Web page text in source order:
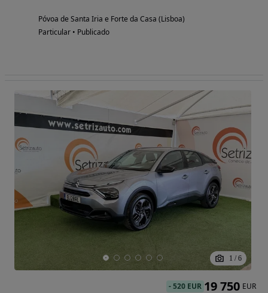
Póvoa de Santa Iria e Forte da Casa (Lisboa)
Particular • Publicado
1 / 6
-520 EUR 19 750 EUR